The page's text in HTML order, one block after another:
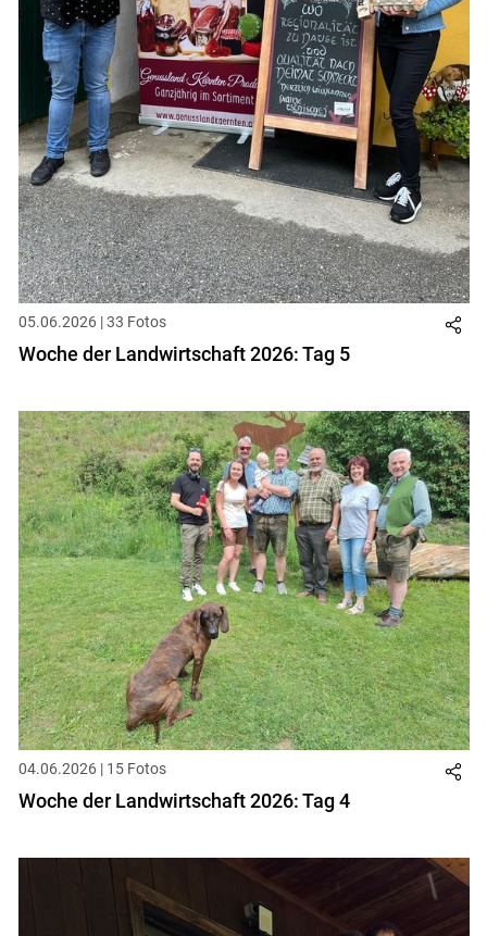
05.06.2026 | 33 Fotos
Woche der Landwirtschaft 2026: Tag 5
04.06.2026 | 15 Fotos
Woche der Landwirtschaft 2026: Tag 4